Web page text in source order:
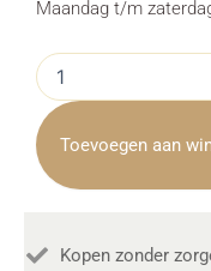
Maandag t/m
Fauteuil
Venice
Dark
Grey
aantal
Toevoegen aan
Kopen zonder